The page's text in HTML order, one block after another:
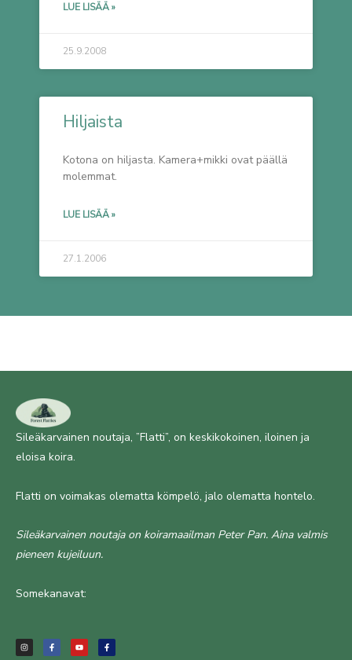
LUE LISÄÄ »
25.9.2008
Hiljaista
Kotona on hiljasta. Kamera+mikki ovat päällä
molemmat.
LUE LISÄÄ »
27.1.2006
Sileäkarvainen noutaja, ”Flatti”, on keskikokoinen, iloinen ja
eloisa koira.
Flatti on voimakas olematta kömpelö, jalo olematta hontelo.
Sileäkarvainen noutaja on koiramaailman Peter Pan. Aina valmis
pieneen kujeiluun.
Somekanavat:
s
t
a
c
e
b
u
t
u
c
e
b